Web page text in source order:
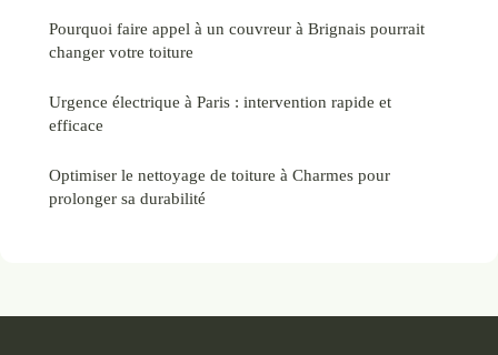
Pourquoi faire appel à un couvreur à Brignais pourrait
changer votre toiture
Urgence électrique à Paris : intervention rapide et
efficace
Optimiser le nettoyage de toiture à Charmes pour
prolonger sa durabilité